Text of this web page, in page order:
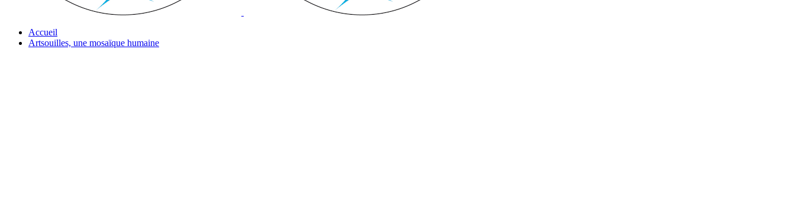
Accueil
Artsouilles, une mosaïque humaine